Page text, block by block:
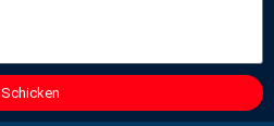
Schicken